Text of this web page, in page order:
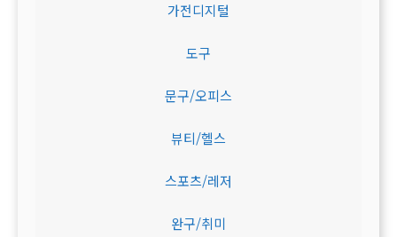
가전디지털
도구
문구/오피스
뷰티/헬스
스포츠/레저
완구/취미